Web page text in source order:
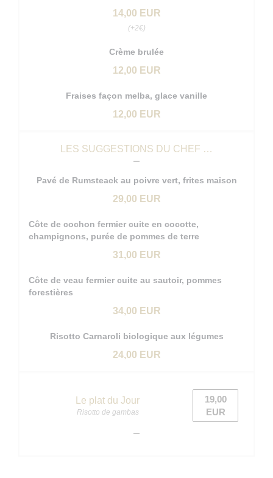
14,00 EUR
(+2€)
Crème brulée
12,00 EUR
Fraises façon melba, glace vanille
12,00 EUR
LES SUGGESTIONS DU CHEF …
Pavé de Rumsteack au poivre vert, frites maison
29,00 EUR
Côte de cochon fermier cuite en cocotte,
champignons, purée de pommes de terre
31,00 EUR
Côte de veau fermier cuite au sautoir, pommes
forestières
34,00 EUR
Risotto Carnaroli biologique aux légumes
24,00 EUR
Le plat du Jour
Risotto de gambas
19,00
EUR